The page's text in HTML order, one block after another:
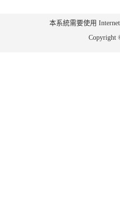
本系統需要使用
Copyright